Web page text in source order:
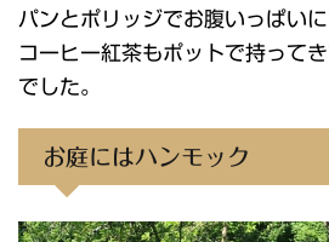
パンとポリッジでお腹いっぱいに
コーヒー紅茶もポットで持って
でした。
お庭にはハンモック